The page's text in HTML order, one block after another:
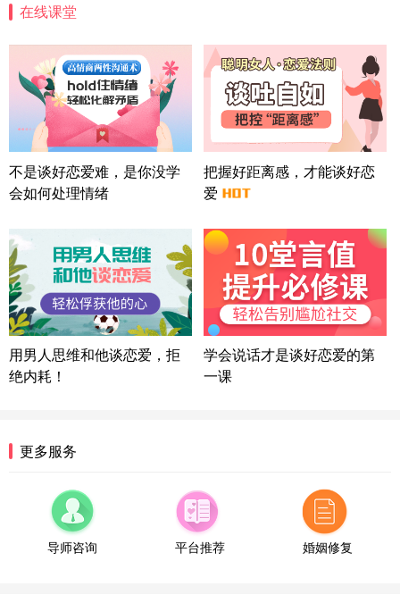
方案
广东-广州 188****5632
12分钟前
微信用户 司马锘 通过此页面咨询，已获得专属情感
方案
湖北-武汉 135****7410
41分钟前
微信用户 困困魚? 通过此页面咨询，已获得专属情感
方案
陕西-西安 139****6283
浙江-宁波 150****8921
28分钟前
微信用户 逆光下的微笑 通过此页面咨询，已获得专
属情感方案
湖南-长沙 187****3359
18分钟前
微信用户 超 通过此页面咨询，已获得专属情感方案
福建-厦门 159****4462
辽宁-大连 176****2843
39分钟前
微信用户 H-孙志远-上海 通过此页面咨询，已获得专
属情感方案
在线课堂
不是谈好恋爱难，是你没学
会如何处理情绪
把握好距离感，才能谈好恋
爱
用男人思维和他谈恋爱，拒
绝内耗！
学会说话才是谈好恋爱的第
一课
更多服务
导师咨询 平台推荐 婚姻修复